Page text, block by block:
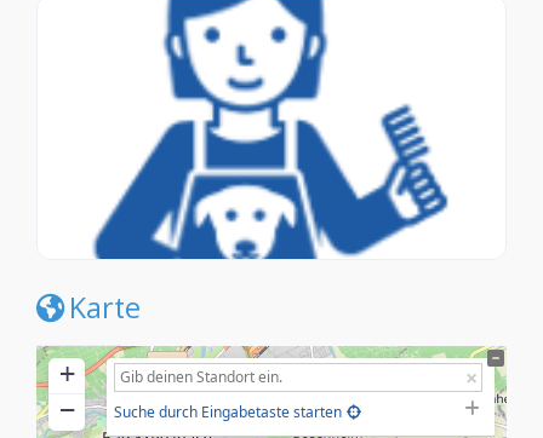
Karte
+
−
Suche durch Eingabetaste starten